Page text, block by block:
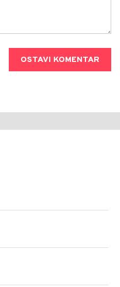
OSTAVI KOMENTAR